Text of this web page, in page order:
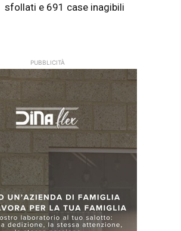
sfollati e 691 case inagibili
PUBBLICITÀ